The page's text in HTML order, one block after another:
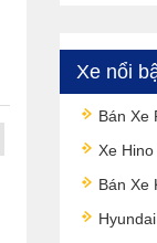
Xe nổi
Bán Xe
Xe
Bán Xe